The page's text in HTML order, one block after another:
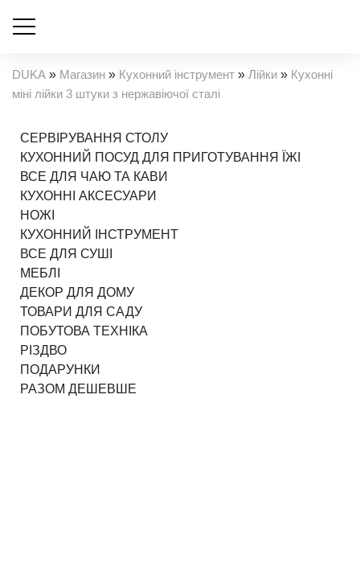
DUKA » Магазин » Кухонний інструмент » Лійки » Кухонні
міні лійки 3 штуки з нержавіючої сталі
СЕРВІРУВАННЯ СТОЛУ
КУХОННИЙ ПОСУД ДЛЯ ПРИГОТУВАННЯ ЇЖІ
ВСЕ ДЛЯ ЧАЮ ТА КАВИ
КУХОННІ АКСЕСУАРИ
НОЖІ
КУХОННИЙ ІНСТРУМЕНТ
ВСЕ ДЛЯ СУШІ
МЕБЛІ
ДЕКОР ДЛЯ ДОМУ
ТОВАРИ ДЛЯ САДУ
ПОБУТОВА ТЕХНІКА
РІЗДВО
ПОДАРУНКИ
РАЗОМ ДЕШЕВШЕ